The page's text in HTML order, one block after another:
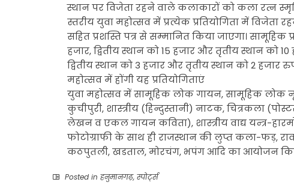
स्थान पर विजेता रहने वाले कलाकारों को कला रत्न
स्तरीय युवा महोत्सव में प्रत्येक प्रतियोगिता में
सहित प्रशस्ति पत्र से सम्मानित किया जाएगा। सामूहिक
हजार, द्वितीय स्थान को 15 हजार और तृतीय स्थान को
द्वितीय स्थान को 3 हजार और तृतीय स्थान को 2 हजार
महोत्सव में होंगी यह प्रतियोगिताएं
युवा महोत्सव में सामूहिक लोक गायन, सामूहिक लोक
कुचीपुरी, शास्त्रीय (हिन्दुस्तानी) नाटक, चित्रकला
लेखन व एकल गायन कविता), शास्त्रीय वाद्य यन्त्र-
फोटोग्राफी के साथ ही राजस्थान की लुप्त कला-फड़,
कठपुतली, खडताल, मोरचंग, भपंग आदि का आयोजन
Posted in हनुमानगढ़, स्पोर्ट्स